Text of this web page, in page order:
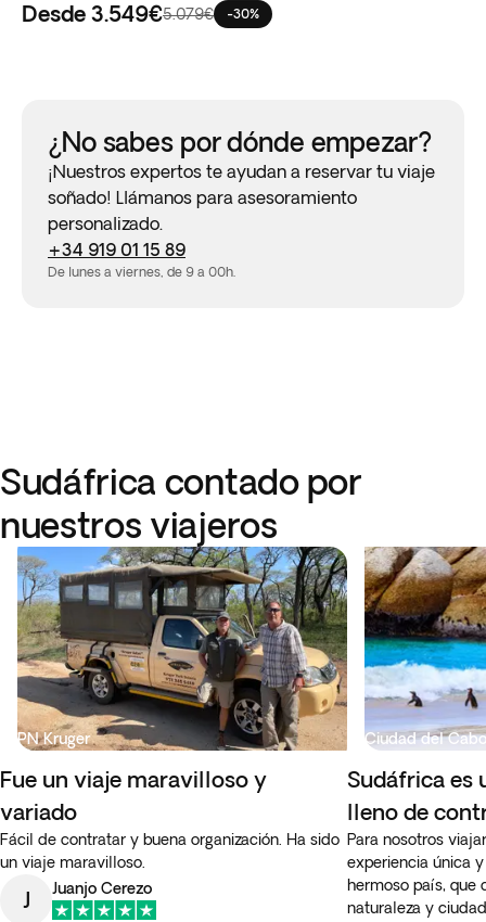
Desde 3.549€5.079€ -30%
¿No sabes por dónde empezar?
¡Nuestros expertos te ayudan a reservar tu viaje
soñado! Llámanos para asesoramiento
personalizado.
+34 919 01 15 89
De lunes a viernes, de 9 a 00h.
Sudáfrica contado por
nuestros viajeros
PN Kruger
Fue un viaje maravilloso y
variado
Fácil de contratar y buena organización. Ha sido
un viaje maravilloso.
J Juanjo Cerezo
Ciudad del Cabo
Sudáfrica es
lleno de
Para nosotros
experiencia única
hermoso país, que
naturaleza y